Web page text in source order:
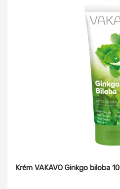
Krém VAKAVO Ginkgo biloba